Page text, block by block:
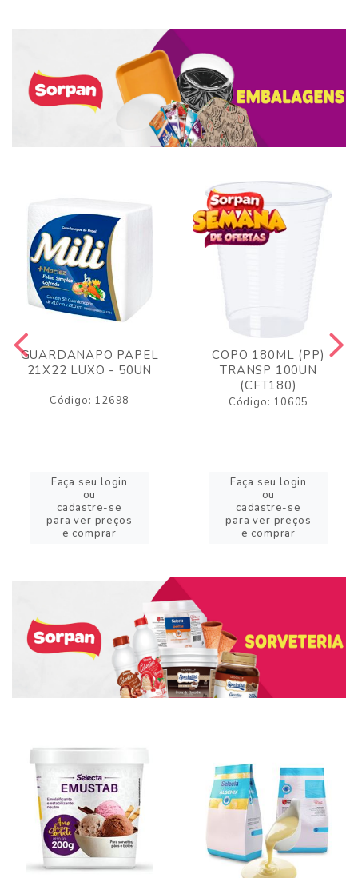
GUARDANAPO PAPEL
21X22 LUXO - 50UN
Código: 12698
Faça seu login
ou
cadastre-se
para ver preços
e comprar
COPO 180ML (PP)
TRANSP 100UN
(CFT180)
Código: 10605
Faça seu login
ou
cadastre-se
para ver preços
e comprar